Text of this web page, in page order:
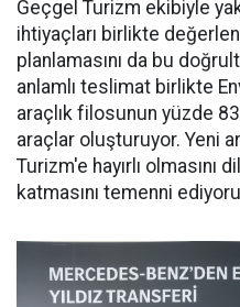
Geçgel Turizm ekibiyle
ihtiyaçları birlikte
planlamasını da bu
anlamlı teslimat birlikte
araçlık filosunun yüzde
araçlar oluşturuyor. Yeni
Turizm'e hayırlı olmasını
katmasını temenni